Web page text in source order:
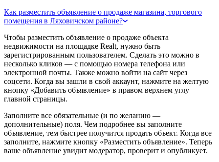
Как разместить объявление о продаже магазина, торгового
помещения в Ляховичском районе?
Чтобы разместить объявление о продаже объекта
недвижимости на площадке Realt, нужно быть
зарегистрированным пользователем. Сделать это можно в
несколько кликов — с помощью номера телефона или
электронной почты. Также можно войти на сайт через
соцсети. Когда вы зашли в свой аккаунт, нажмите на желтую
кнопку «Добавить объявление» в правом верхнем углу
главной страницы.
Заполните все обязательные (и по желанию —
дополнительные) поля. Чем подробнее вы заполните
объявление, тем быстрее получится продать объект. Когда все
заполните, нажмите кнопку «Разместить объявление». Теперь
ваше объявление увидит модератор, проверит и опубликует.